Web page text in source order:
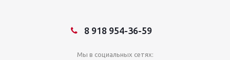
8 918 954-36-59
Мы в социальных сетях: